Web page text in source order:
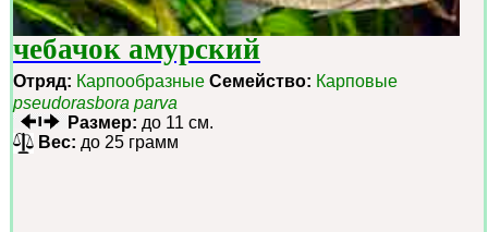
чебачок амурский
Отряд: Карпообразные Семейство: Карповые
pseudorasbora parva
Размер: до 11 см.
Вес: до 25 грамм